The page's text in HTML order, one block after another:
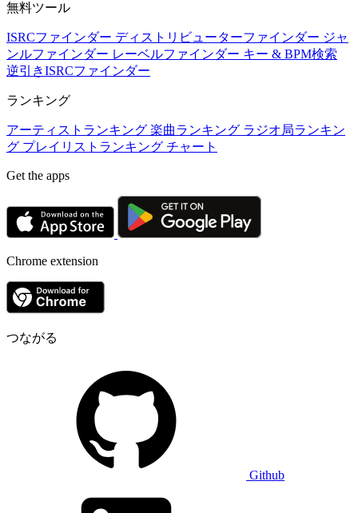
無料ツール
ISRCファインダー ディストリビューターファインダー ジャ
ンルファインダー レーベルファインダー キー & BPM検索
逆引きISRCファインダー
ランキング
アーティストランキング 楽曲ランキング ラジオ局ランキン
グ プレイリストランキング チャート
Get the apps
Chrome extension
つながる
Github